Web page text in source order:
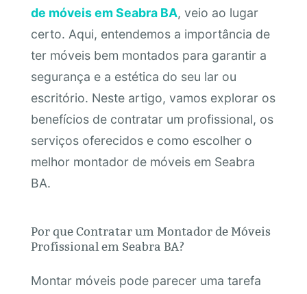
de móveis em Seabra BA, veio ao lugar
certo. Aqui, entendemos a importância de
ter móveis bem montados para garantir a
segurança e a estética do seu lar ou
escritório. Neste artigo, vamos explorar os
benefícios de contratar um profissional, os
serviços oferecidos e como escolher o
melhor montador de móveis em Seabra
BA.
Por que Contratar um Montador de Móveis
Profissional em Seabra BA?
Montar móveis pode parecer uma tarefa